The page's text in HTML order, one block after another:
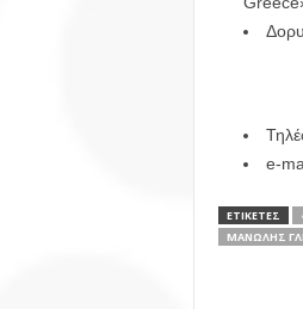
e-
ΕΤΙΚΕΤΕΣ
ΜΑΝΏΛΗΣ